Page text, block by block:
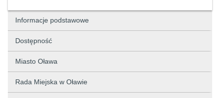
Informacje podstawowe
Dostępność
Miasto Oława
Rada Miejska w Oławie